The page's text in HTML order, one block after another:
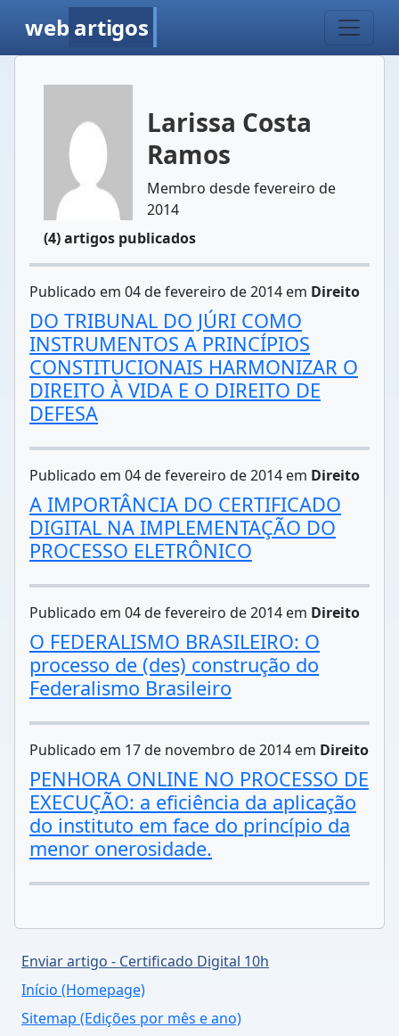
web artigos
Larissa Costa
Ramos
Membro desde fevereiro de
2014
(4) artigos publicados
Publicado em 04 de fevereiro de 2014 em Direito
DO TRIBUNAL DO JÚRI COMO
INSTRUMENTOS A PRINCÍPIOS
CONSTITUCIONAIS HARMONIZAR O
DIREITO À VIDA E O DIREITO DE
DEFESA
Publicado em 04 de fevereiro de 2014 em Direito
A IMPORTÂNCIA DO CERTIFICADO
DIGITAL NA IMPLEMENTAÇÃO DO
PROCESSO ELETRÔNICO
Publicado em 04 de fevereiro de 2014 em Direito
O FEDERALISMO BRASILEIRO: O
processo de (des) construção do
Federalismo Brasileiro
Publicado em 17 de novembro de 2014 em Direito
PENHORA ONLINE NO PROCESSO DE
EXECUÇÃO: a eficiência da aplicação
do instituto em face do princípio da
menor onerosidade.
Enviar artigo - Certificado Digital 10h
Início (Homepage)
Sitemap (Edições por mês e ano)